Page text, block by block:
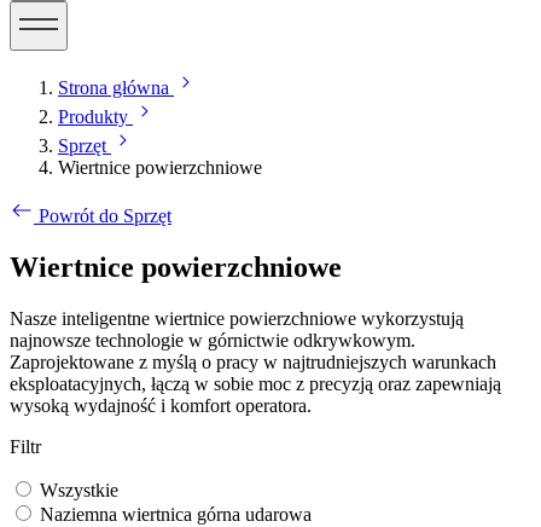
Strona główna
Produkty
Sprzęt
Wiertnice powierzchniowe
Powrót do Sprzęt
Wiertnice powierzchniowe
Nasze inteligentne wiertnice powierzchniowe wykorzystują
najnowsze technologie w górnictwie odkrywkowym.
Zaprojektowane z myślą o pracy w najtrudniejszych warunkach
eksploatacyjnych, łączą w sobie moc z precyzją oraz zapewniają
wysoką wydajność i komfort operatora.
Filtr
Wszystkie
Naziemna wiertnica górna udarowa